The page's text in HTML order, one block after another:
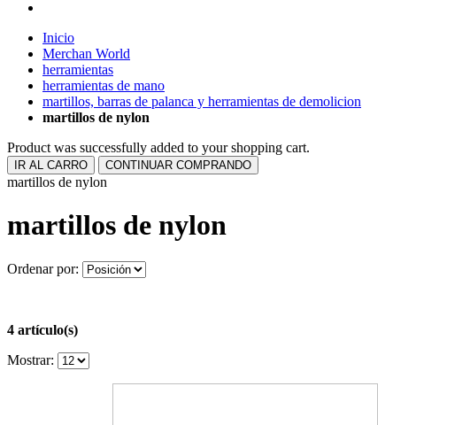
Inicio
Merchan World
herramientas
herramientas de mano
martillos, barras de palanca y herramientas de demolicion
martillos de nylon
Product was successfully added to your shopping cart.
IR AL CARRO CONTINUAR COMPRANDO
martillos de nylon
martillos de nylon
Ordenar por:
4 artículo(s)
Mostrar: